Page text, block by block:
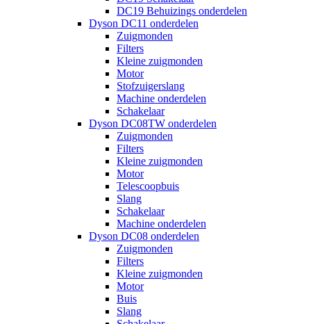
DC19 Behuizings onderdelen
Dyson DC11 onderdelen
Zuigmonden
Filters
Kleine zuigmonden
Motor
Stofzuigerslang
Machine onderdelen
Schakelaar
Dyson DC08TW onderdelen
Zuigmonden
Filters
Kleine zuigmonden
Motor
Telescoopbuis
Slang
Schakelaar
Machine onderdelen
Dyson DC08 onderdelen
Zuigmonden
Filters
Kleine zuigmonden
Motor
Buis
Slang